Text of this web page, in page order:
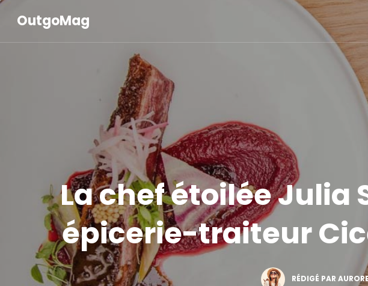
OutgoMag
La chef étoilée Julia
épicerie-traiteur
RÉDIGÉ PAR AURORE